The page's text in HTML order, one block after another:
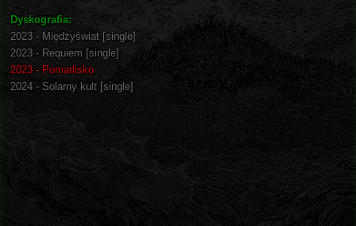
Dyskografia:
2023 - Międzyświat [single]
2023 - Requiem [single]
2023 - Pomarlisko
2024 - Solarny kult [single]